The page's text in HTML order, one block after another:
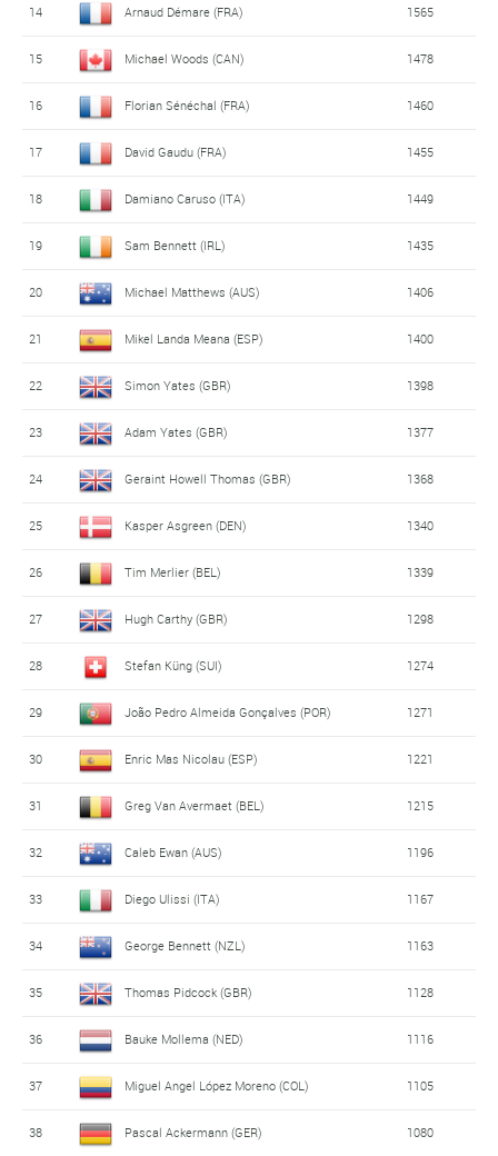
14 Arnaud Démare (FRA) 1565
15 Michael Woods (CAN) 1478
16 Florian Sénéchal (FRA) 1460
17 David Gaudu (FRA) 1455
18 Damiano Caruso (ITA) 1449
19 Sam Bennett (IRL) 1435
20 Michael Matthews (AUS) 1406
21 Mikel Landa Meana (ESP) 1400
22 Simon Yates (GBR) 1398
23 Adam Yates (GBR) 1377
24 Geraint Howell Thomas (GBR) 1368
25 Kasper Asgreen (DEN) 1340
26 Tim Merlier (BEL) 1339
27 Hugh Carthy (GBR) 1298
28 Stefan Küng (SUI) 1274
29 João Pedro Almeida Gonçalves (POR) 1271
30 Enric Mas Nicolau (ESP) 1221
31 Greg Van Avermaet (BEL) 1215
32 Caleb Ewan (AUS) 1196
33 Diego Ulissi (ITA) 1167
34 George Bennett (NZL) 1163
35 Thomas Pidcock (GBR) 1128
36 Bauke Mollema (NED) 1116
37 Miguel Angel López Moreno (COL) 1105
38 Pascal Ackermann (GER) 1080